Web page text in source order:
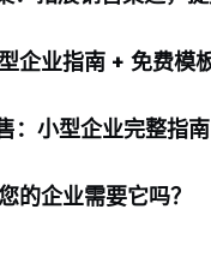
企业指南 + 免费模
：小型企业完整指南
的企业需要它吗？